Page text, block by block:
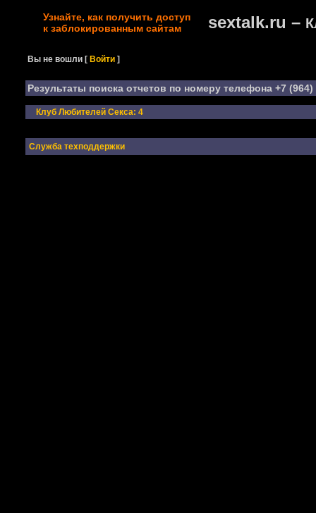
Узнайте, как получить доступ
к заблокированным сайтам
sextalk.ru –
Вы не вошли [Войти ]
Результаты поиска отчетов по номеру телефона +7 (964)
Клуб Любителей Секса: 4
Служба техподдержки